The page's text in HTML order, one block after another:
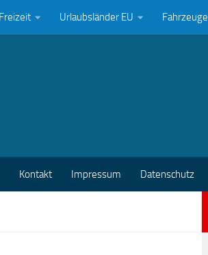
Urlaubsländer EU Fahrzeuge
Kontakt Impressum Datenschutz